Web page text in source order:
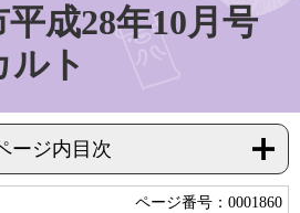
成28年10月号
ルト
ージ内目次
ページ番号：0001860